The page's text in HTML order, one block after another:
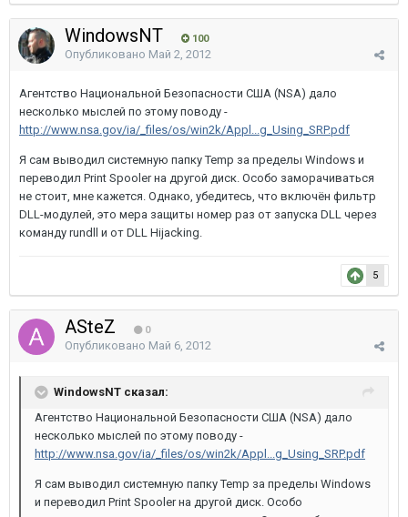
WindowsNT 100
Опубликовано Май 2, 2012
Агентство Национальной Безопасности США (NSA) дало
несколько мыслей по этому поводу -
http://www.nsa.gov/ia/_files/os/win2k/Appl...g_Using_SRP.pdf
Я сам выводил системную папку Temp за пределы Windows и
переводил Print Spooler на другой диск. Особо заморачиваться
не стоит, мне кажется. Однако, убедитесь, что включён фильтр
DLL-модулей, это мера защиты номер раз от запуска DLL через
команду rundll и от DLL Hijacking.
5
ASteZ 0
Опубликовано Май 6, 2012
WindowsNT сказал:
Агентство Национальной Безопасности США (NSA) дало
несколько мыслей по этому поводу -
http://www.nsa.gov/ia/_files/os/win2k/Appl...g_Using_SRP.pdf
Я сам выводил системную папку Temp за пределы Windows
и переводил Print Spooler на другой диск. Особо